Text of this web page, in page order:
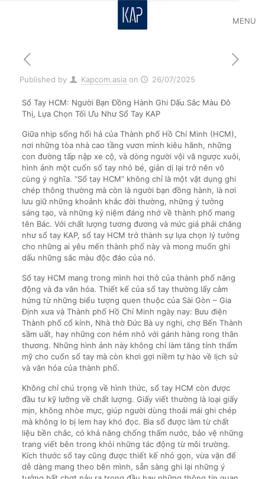
MENU
Published by Kapcom.asia on 26/07/2025
Sổ Tay HCM: Người Bạn Đồng Hành Ghi Dấu Sắc Màu Đô
Thị, Lựa Chọn Tối Ưu Như Sổ Tay KAP
Giữa nhịp sống hối hả của Thành phố Hồ Chí Minh (HCM),
nơi những tòa nhà cao tầng vươn mình kiêu hãnh, những
con đường tấp nập xe cộ, và dòng người vội vã ngược xuôi,
hình ảnh một cuốn sổ tay nhỏ bé, giản dị lại trở nên vô
cùng ý nghĩa. “Sổ tay HCM” không chỉ là một vật dụng ghi
chép thông thường mà còn là người bạn đồng hành, là nơi
lưu giữ những khoảnh khắc đời thường, những ý tưởng
sáng tạo, và những kỷ niệm đáng nhớ về thành phố mang
tên Bác. Với chất lượng tương đương và mức giá phải chăng
như sổ tay KAP, sổ tay HCM trở thành sự lựa chọn lý tưởng
cho những ai yêu mến thành phố này và mong muốn ghi
dấu những sắc màu độc đáo của nó.
Sổ tay HCM mang trong mình hơi thở của thành phố năng
động và đa văn hóa. Thiết kế của sổ tay thường lấy cảm
hứng từ những biểu tượng quen thuộc của Sài Gòn – Gia
Định xưa và Thành phố Hồ Chí Minh ngày nay: Bưu điện
Thành phố cổ kính, Nhà thờ Đức Bà uy nghi, chợ Bến Thành
sầm uất, hay những con hẻm nhỏ với gánh hàng rong thân
thương. Những hình ảnh này không chỉ làm tăng tính thẩm
mỹ cho cuốn sổ tay mà còn khơi gợi niềm tự hào về lịch sử
và văn hóa của thành phố.
Không chỉ chú trọng về hình thức, sổ tay HCM còn được
đầu tư kỹ lưỡng về chất lượng. Giấy viết thường là loại giấy
mịn, không nhòe mực, giúp người dùng thoải mái ghi chép
mà không lo bị lem hay khó đọc. Bìa sổ được làm từ chất
liệu bền chắc, có khả năng chống thấm nước, bảo vệ những
trang viết bên trong khỏi những tác động từ môi trường.
Kích thước sổ tay cũng được thiết kế nhỏ gọn, vừa vặn để
dễ dàng mang theo bên mình, sẵn sàng ghi lại những ý